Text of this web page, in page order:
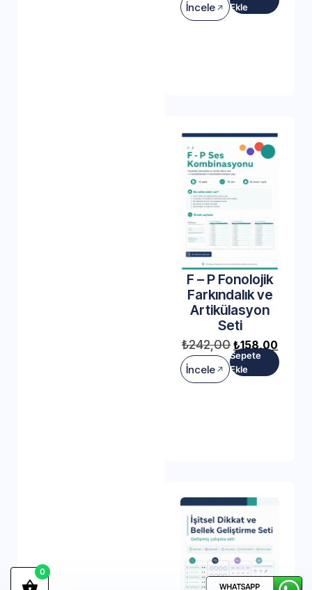
İncele
Ekle
F – P Fonolojik
Farkındalık ve
Artikülasyon
Seti
₺242,00 ₺158,00
İncele
Sepete
Ekle
0